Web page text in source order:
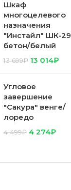
Шкаф
многоцелевого
назначения
"Инстайл" ШК-29
бетон/белый
13 699₽ 13 014₽
Угловое
завершение
"Сакура" венге/
лоредо
4 499₽ 4 274₽